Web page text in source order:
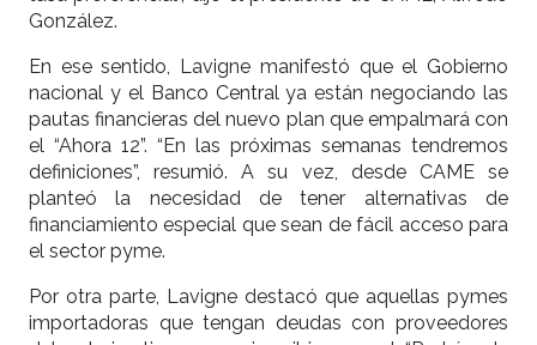
González.
En ese sentido, Lavigne manifestó que el Gobierno
nacional y el Banco Central ya están negociando las
pautas financieras del nuevo plan que empalmará con
el “Ahora 12”. “En las próximas semanas tendremos
definiciones”, resumió. A su vez, desde CAME se
planteó la necesidad de tener alternativas de
financiamiento especial que sean de fácil acceso para
el sector pyme.
Por otra parte, Lavigne destacó que aquellas pymes
importadoras que tengan deudas con proveedores